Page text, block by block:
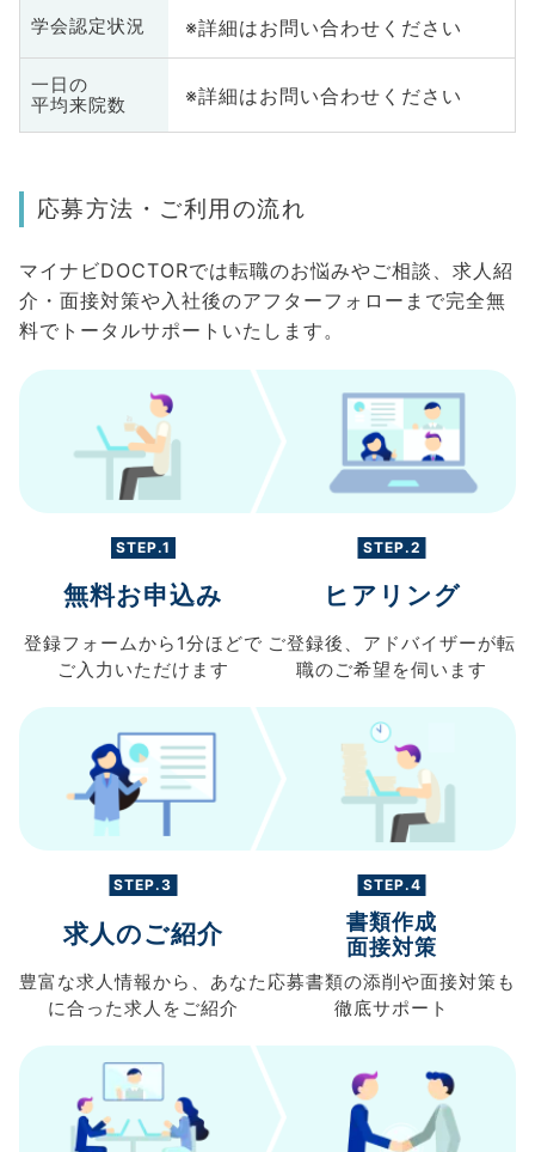
学会認定状況 ※詳細はお問い合わせください
一日の
平均来院数
※詳細はお問い合わせください
応募方法・ご利用の流れ
マイナビDOCTORでは転職のお悩みやご相談、求人紹
介・面接対策や入社後のアフターフォローまで完全無
料でトータルサポートいたします。
STEP.1
無料お申込み
登録フォームから 1分ほどで
ご入力 いただけます
STEP.2
ヒアリング
ご登録後、 アドバイザーが転
職のご希望を伺います
STEP.3
求人のご紹介
豊富な求人情報から、 あなた
に合った求人を ご紹介
STEP.4
書類作成
面接対策
応募書類の添削や面接対策も
徹底サポート